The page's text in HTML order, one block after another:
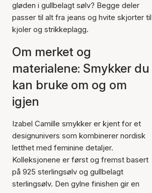
gløden i gullbelagt sølv? Begge deler
passer til alt fra jeans og hvite skjorter til
kjoler og strikkeplagg.
Om merket og
materialene: Smykker du
kan bruke om og om
igjen
Izabel Camille smykker er kjent for et
designunivers som kombinerer nordisk
letthet med feminine detaljer.
Kolleksjonene er først og fremst basert
på 925 sterlingsølv og gullbelagt
sterlingsølv. Den gylne finishen gir en